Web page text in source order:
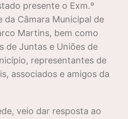
presente o Exm.º
da Câmara Municipal de
Martins, bem como
de Juntas e Uniões de
representantes de
associados e amigos da
veio dar resposta ao